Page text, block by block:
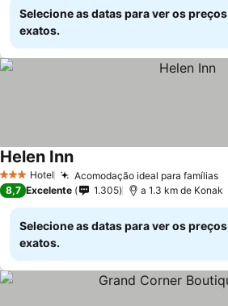
Selecione as datas para ver os preços
exatos.
3 EstrelasHotel Acomodação ideal para famílias
Helen Inn
8,7 Excelente 1.305 a 1.3 km de Konak
Selecione as datas para ver os preços
exatos.